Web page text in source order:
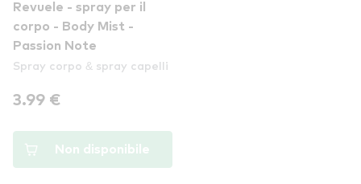
Revuele - spray per il
corpo - Body Mist -
Passion Note
Spray corpo & spray capelli
3.99 €
Non disponibile